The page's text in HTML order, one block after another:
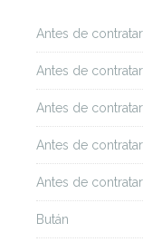
Antes de
Antes de
Antes de
Antes de
Antes de
Bután